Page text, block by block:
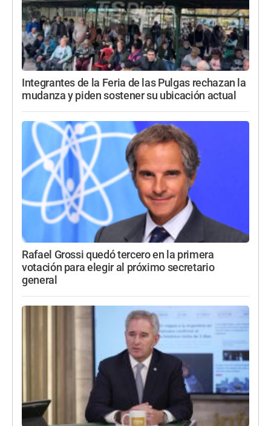
Integrantes de la Feria de las Pulgas rechazan la
mudanza y piden sostener su ubicación actual
Rafael Grossi quedó tercero en la primera
votación para elegir al próximo secretario
general